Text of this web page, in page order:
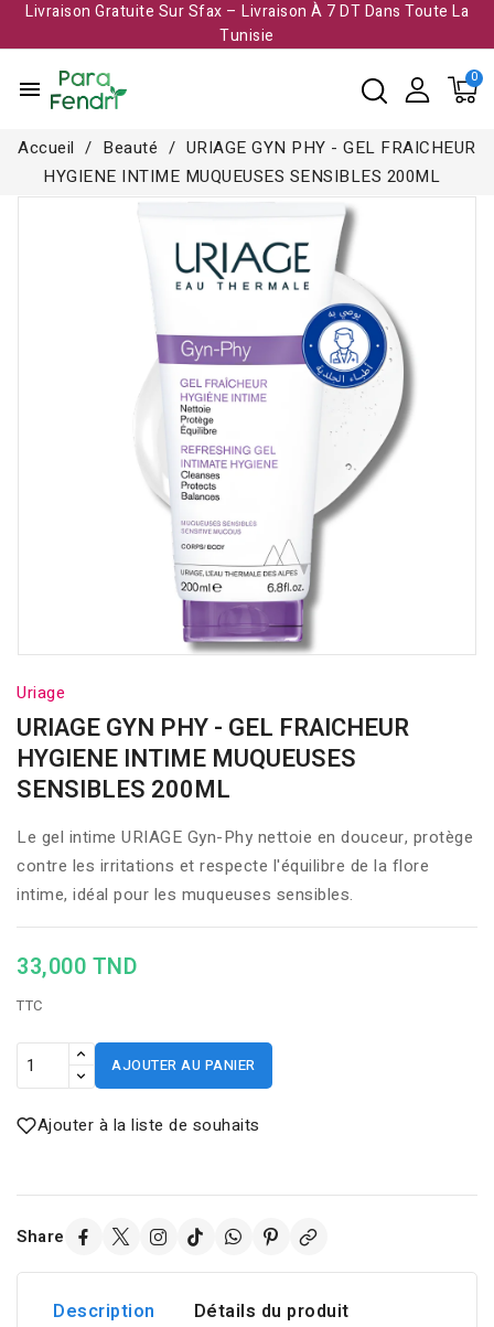
Livraison Gratuite Sur Sfax – Livraison À 7 DT Dans Toute La
Tunisie​
menu
Accueil Beauté
URIAGE GYN PHY - GEL FRAICHEUR
HYGIENE INTIME MUQUEUSES SENSIBLES 200ML
Uriage
URIAGE GYN PHY - GEL FRAICHEUR
HYGIENE INTIME MUQUEUSES
SENSIBLES 200ML
Le gel intime URIAGE Gyn-Phy nettoie en douceur, protège
contre les irritations et respecte l'équilibre de la flore
intime, idéal pour les muqueuses sensibles.
33,000 TND
TTC
AJOUTER AU PANIER
Ajouter à la liste de souhaits
Share
Description Détails du produit